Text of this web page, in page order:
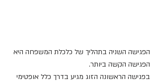
הפגישה השניה בתהליך של כלכלת המשפחה היא
הפגישה הקשה ביותר.
בפגישה הראשונה הזוג מגיע בדרך כלל אופטימי